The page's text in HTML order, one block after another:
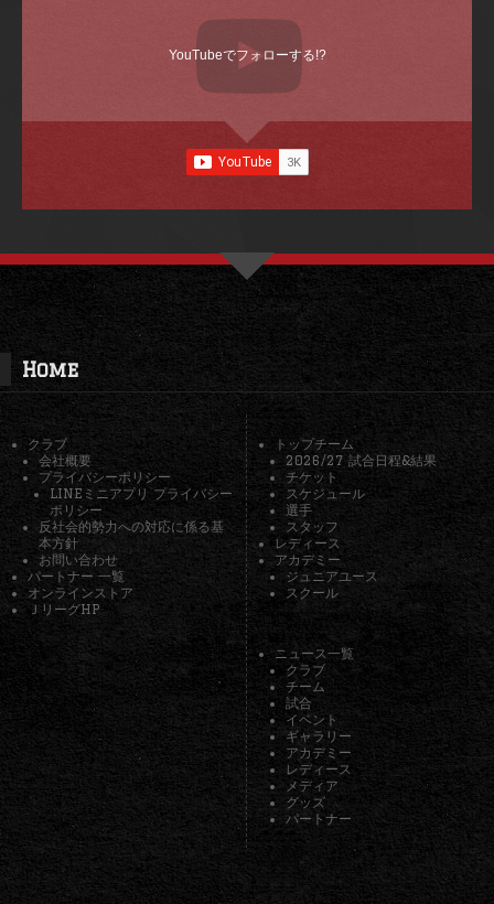
YouTubeでフォローする!?
Home
クラブ
会社概要
プライバシーポリシー
LINEミニアプリ プライバシー
ポリシー
反社会的勢力への対応に係る基
本方針
お問い合わせ
パートナー 一覧
オンラインストア
ＪリーグHP
トップチーム
2026/27 試合日程&結果
チケット
スケジュール
選手
スタッフ
レディース
アカデミー
ジュニアユース
スクール
ニュース一覧
クラブ
チーム
試合
イベント
ギャラリー
アカデミー
レディース
メディア
グッズ
パートナー